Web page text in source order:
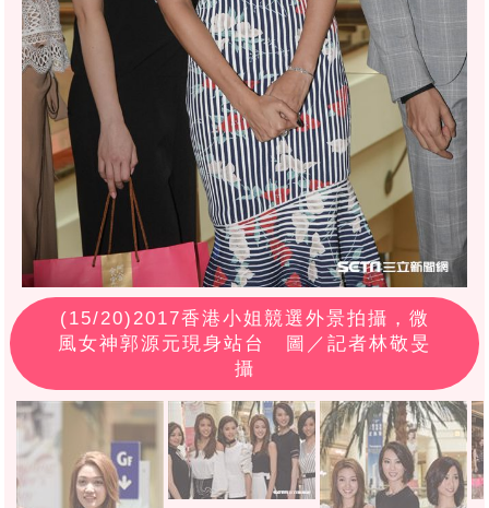
(15/20)2017香港小姐競選外景拍攝，微
風女神郭源元現身站台 圖／記者林敬旻
攝